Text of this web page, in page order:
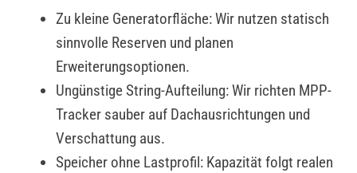
Zu kleine Generatorfläche: Wir nutzen statisch
sinnvolle Reserven und planen
Erweiterungsoptionen.
Ungünstige String-Aufteilung: Wir richten MPP-
Tracker sauber auf Dachausrichtungen und
Verschattung aus.
Speicher ohne Lastprofil: Kapazität folgt realen